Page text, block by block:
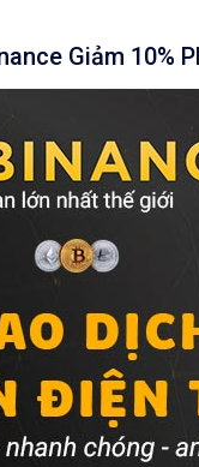
Giảm 10%